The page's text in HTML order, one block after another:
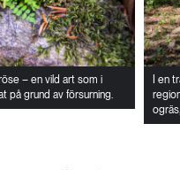
– en vild art som i
på grund av försurning.
I en